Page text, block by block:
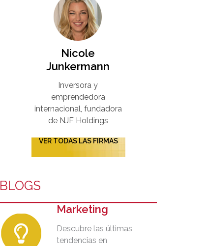
Nicole
Junkermann​
Inversora y
emprendedora
internacional, fundadora
de NJF Holdings
VER TODAS LAS FIRMAS
BLOGS
Marketing
Descubre las últimas
tendencias en